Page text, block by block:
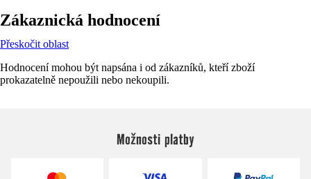
Zákaznická hodnocení
Přeskočit oblast
Hodnocení mohou být napsána i od zákazníků, kteří zboží
prokazatelně nepoužili nebo nekoupili.
Možnosti platby